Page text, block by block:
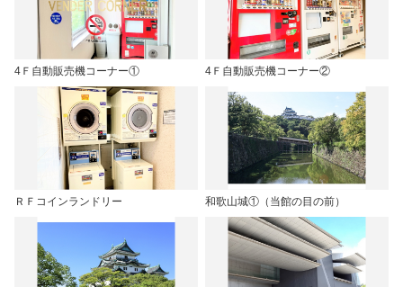
4Ｆ自動販売機コーナー① 4Ｆ自動販売機コーナー②
ＲＦコインランドリー 和歌山城①（当館の目の前）